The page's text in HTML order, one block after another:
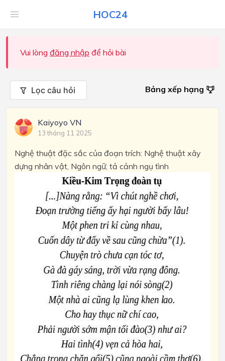
HOC24
Vui lòng đăng nhập để hỏi bài
Lọc câu hỏi Bảng xếp hạng
Kaiyoyo VN
13 tháng 11 2025
Nghệ thuật đặc sắc của đoạn trích: Nghệ thuật xây
dựng nhân vật, Ngôn ngữ, tả cảnh ngụ tình